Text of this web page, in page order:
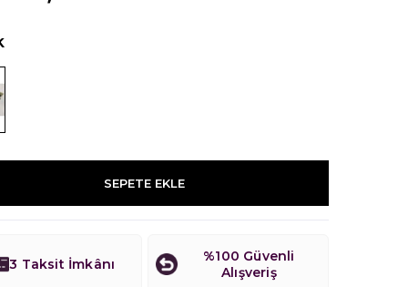
SEPETE EKLE
3 Taksit İmkânı
%100 Güvenli
Alışveriş